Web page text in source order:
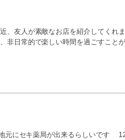
、友人が素敵なお店を紹介してくれ
非日常的で楽しい時間を過ごすこと
にセキ薬局が出来るらしいです